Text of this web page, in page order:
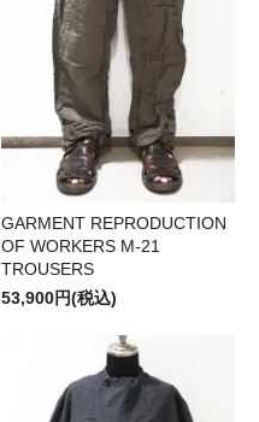
GARMENT REPRODUCTION
OF WORKERS M-21
TROUSERS
53,900円(税込)